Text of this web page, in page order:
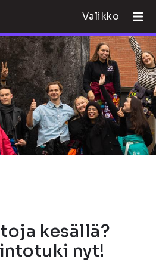
Valikko
kesällä?
nyt!